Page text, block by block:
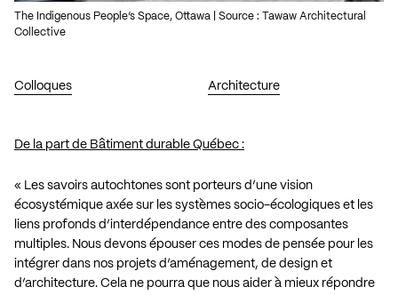
Colloques Architecture
The Indigenous People’s Space, Ottawa | Source : Tawaw Architectural
Collective
De la part de Bâtiment durable Québec :
« Les savoirs autochtones sont porteurs d’une vision
écosystémique axée sur les systèmes socio-écologiques et les
liens profonds d’interdépendance entre des composantes
multiples. Nous devons épouser ces modes de pensée pour les
intégrer dans nos projets d’aménagement, de design et
d’architecture. Cela ne pourra que nous aider à mieux répondre